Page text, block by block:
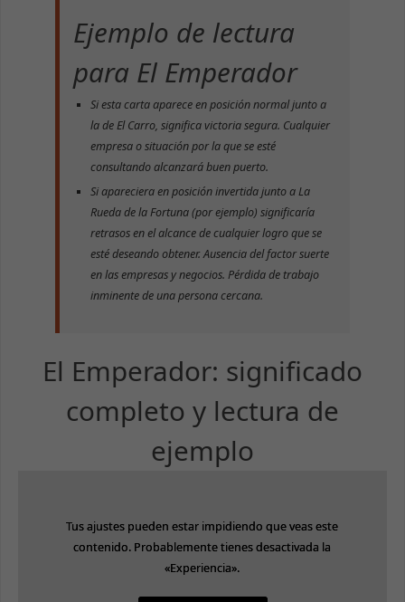
Ejemplo de lectura
para El Emperador
Si esta carta aparece en posición normal junto a
la de El Carro, significa victoria segura. Cualquier
empresa o situación por la que se esté
consultando alcanzará buen puerto.
Si apareciera en posición invertida junto a La
Rueda de la Fortuna (por ejemplo) significaría
retrasos en el alcance de cualquier logro que se
esté deseando obtener. Ausencia del factor suerte
en las empresas y negocios. Pérdida de trabajo
inminente de una persona cercana.
El Emperador: significado
completo y lectura de
ejemplo
Tus ajustes pueden estar impidiendo que veas este
contenido. Probablemente tienes desactivada la
«Experiencia».
Tus ajustes pueden estar impidiendo que veas este
contenido. Probablemente tienes desactivada la
«Experiencia».